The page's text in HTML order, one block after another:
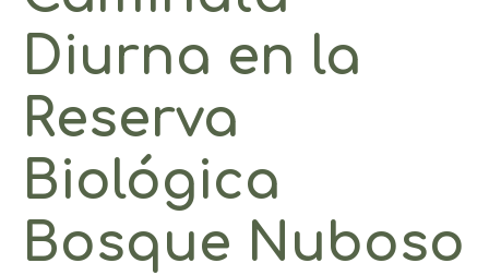
Diurna en la
Reserva
Biológica
Bosque Nuboso